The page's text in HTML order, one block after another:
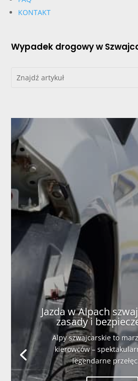
KONTAKT
Wypadek drogowy w
Jazda w Alpach
zasady i
Alpy szwajcarskie to
kierowców –
legendarne